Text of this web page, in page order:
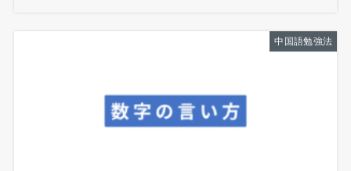
中国語勉強法